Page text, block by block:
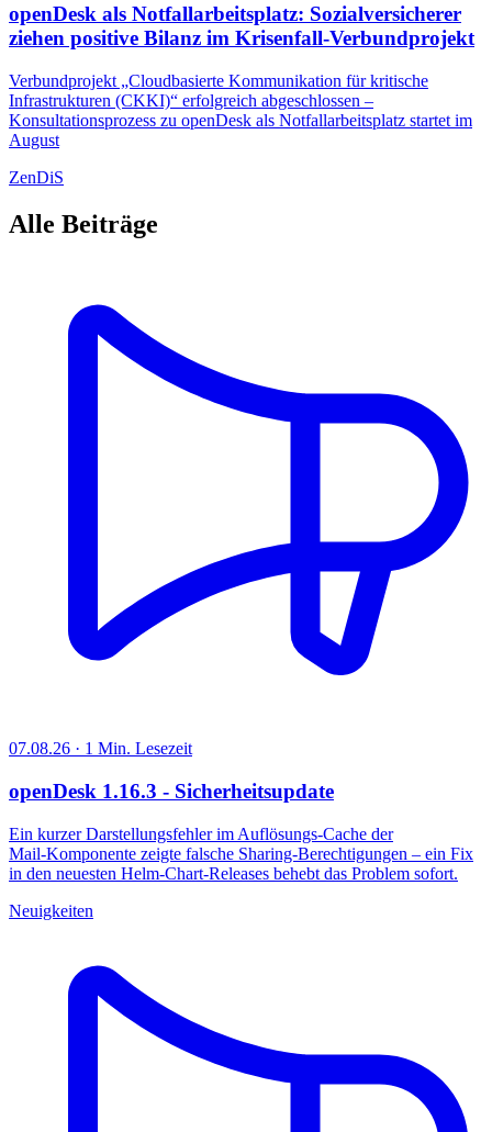
openDesk als Notfallarbeitsplatz: Sozialversicherer
ziehen positive Bilanz im Krisenfall-Verbundprojekt
Verbundprojekt „Cloudbasierte Kommunikation für kritische
Infrastrukturen (CKKI)“ erfolgreich abgeschlossen –
Konsultationsprozess zu openDesk als Notfallarbeitsplatz startet im
August
ZenDiS
Alle Beiträge
07.08.26 · 1 Min. Lesezeit
openDesk 1.16.3 - Sicherheitsupdate
Ein kurzer Darstellungsfehler im Auflösungs‑Cache der
Mail‑Komponente zeigte falsche Sharing‑Berechtigungen – ein Fix
in den neuesten Helm‑Chart‑Releases behebt das Problem sofort.
Neuigkeiten